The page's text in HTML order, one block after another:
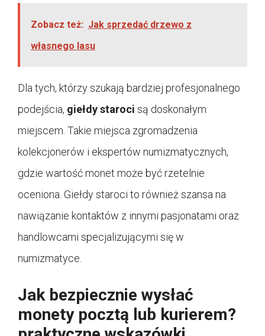
Zobacz też: Jak sprzedać drzewo z
własnego lasu
Dla tych, którzy szukają bardziej profesjonalnego
podejścia, giełdy staroci są doskonałym
miejscem. Takie miejsca zgromadzenia
kolekcjonerów i ekspertów numizmatycznych,
gdzie wartość monet może być rzetelnie
oceniona. Giełdy staroci to również szansa na
nawiązanie kontaktów z innymi pasjonatami oraz
handlowcami specjalizującymi się w
numizmatyce.
Jak bezpiecznie wysłać
monety pocztą lub kurierem?